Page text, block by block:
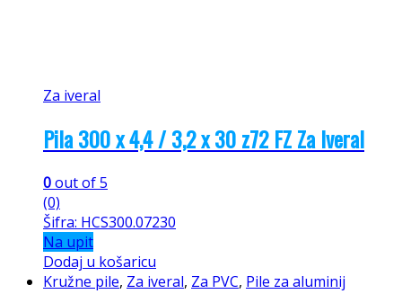
Za iveral
Pila 300 x 4,4 / 3,2 x 30 z72 FZ Za Iveral
0out of 5
(0)
Šifra: HCS300.07230
Na upit
Dodaj u košaricu
Kružne pile, Za iveral, Za PVC, Pile za aluminij